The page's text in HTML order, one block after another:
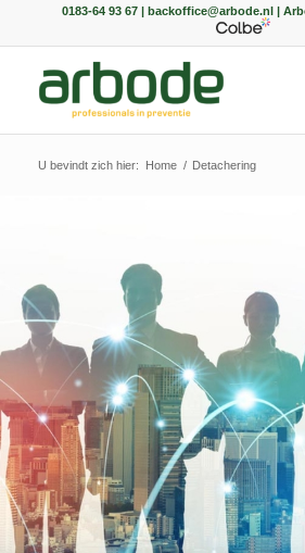
0183-64 93 67 | backoffice@arbode.nl |
U bevindt zich hier: Home / Detachering